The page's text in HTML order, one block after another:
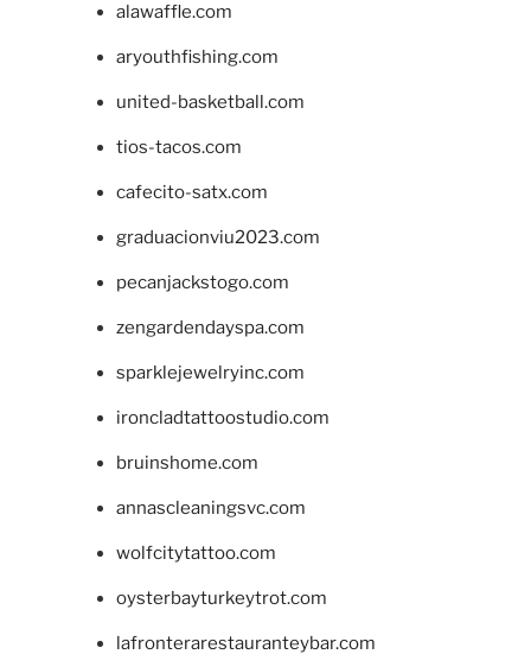
alawaffle.com
aryouthfishing.com
united-basketball.com
tios-tacos.com
cafecito-satx.com
graduacionviu2023.com
pecanjackstogo.com
zengardendayspa.com
sparklejewelryinc.com
ironcladtattoostudio.com
bruinshome.com
annascleaningsvc.com
wolfcitytattoo.com
oysterbayturkeytrot.com
lafronterarestauranteybar.com